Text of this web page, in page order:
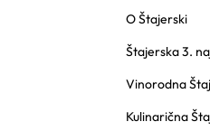
O Štajerski
Štajerska 3.
Vinorodna
Kulinarična